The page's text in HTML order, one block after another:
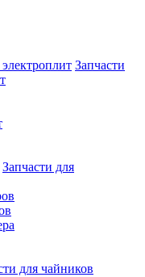
Запчасти
Запчасти для
для чайников